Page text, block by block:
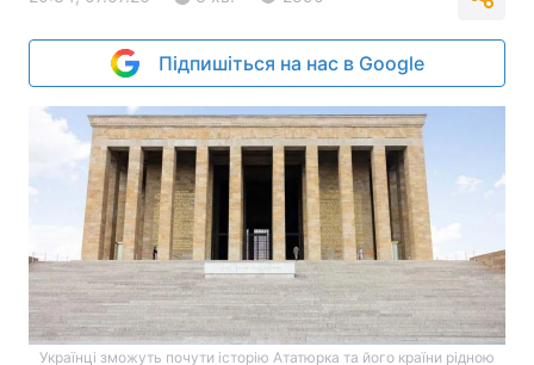
Підпишіться на нас в Google
Українці зможуть почути історію Ататюрка та його країни рідною